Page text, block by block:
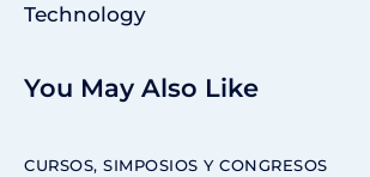
Technology
You May Also Like
CURSOS, SIMPOSIOS Y CONGRESOS